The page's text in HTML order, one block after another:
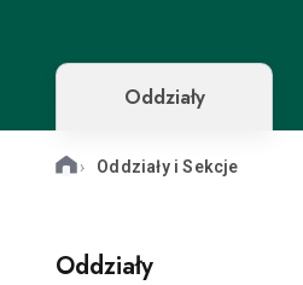
Oddziały i
Sekcje
Aktualności
Oddziały
Oddziały i Sekcje
Oddziały